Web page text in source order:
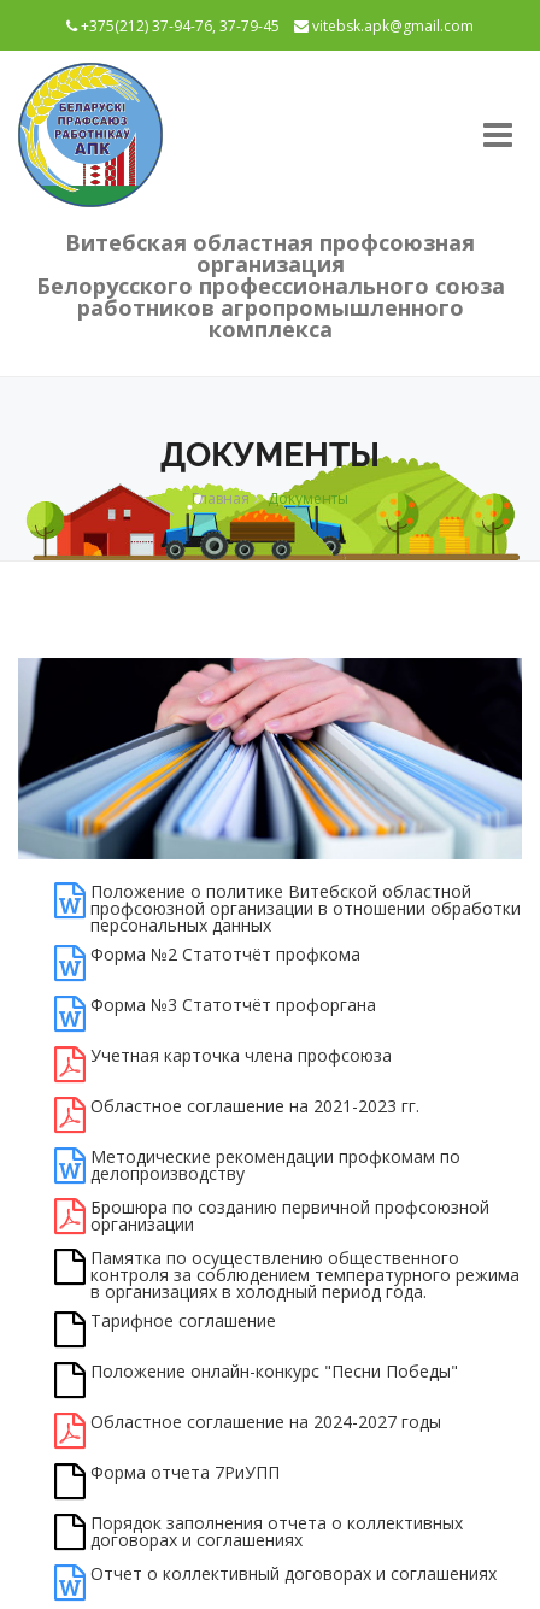
+375(212) 37-94-76, 37-79-45 vitebsk.apk@gmail.com
Витебская областная профсоюзная
организация
Белорусского профессионального союза
работников агропромышленного
комплекса
ДОКУМЕНТЫ
Главная Документы
Положение о политике Витебской областной
профсоюзной организации в отношении обработки
персональных данных
Форма №2 Статотчёт профкома
Форма №3 Статотчёт профоргана
Учетная карточка члена профсоюза
Областное соглашение на 2021-2023 гг.
Методические рекомендации профкомам по
делопроизводству
Брошюра по созданию первичной профсоюзной
организации
Памятка по осуществлению общественного
контроля за соблюдением температурного режима
в организациях в холодный период года.
Тарифное соглашение
Положение онлайн-конкурс "Песни Победы"
Областное соглашение на 2024-2027 годы
Форма отчета 7РиУПП
Порядок заполнения отчета о коллективных
договорах и соглашениях
Отчет о коллективный договорах и соглашениях